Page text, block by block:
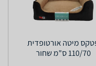
מיטה אורטופדית
110/70 ס"מ שחור